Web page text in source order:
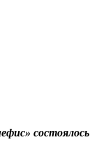
состоялось